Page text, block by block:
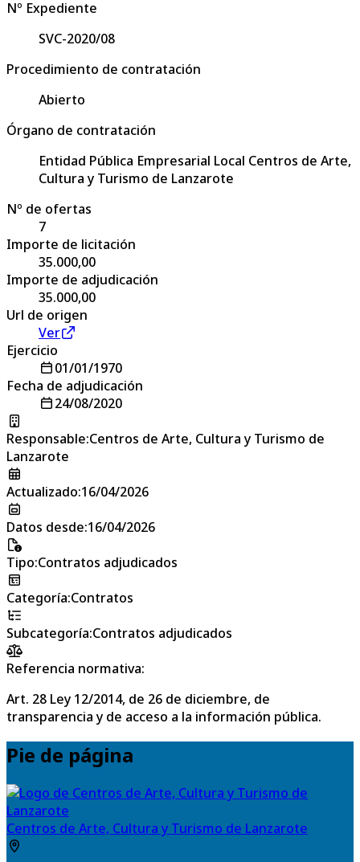
Nº Expediente
SVC-2020/08
Procedimiento de contratación
Abierto
Órgano de contratación
Entidad Pública Empresarial Local Centros de Arte,
Cultura y Turismo de Lanzarote
Nº de ofertas
7
Importe de licitación
35.000,00
Importe de adjudicación
35.000,00
Url de origen
Ver
Ejercicio
01/01/1970
Fecha de adjudicación
24/08/2020
Responsable:Centros de Arte, Cultura y Turismo de
Lanzarote
Actualizado:16/04/2026
Datos desde:16/04/2026
Tipo:Contratos adjudicados
Categoría:Contratos
Subcategoría:Contratos adjudicados
Referencia normativa:
Art. 28 Ley 12/2014, de 26 de diciembre, de
transparencia y de acceso a la información pública.
Pie de página
Centros de Arte, Cultura y Turismo de Lanzarote